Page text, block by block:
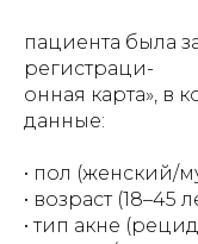
пациента была
регистраци-
онная карта», в
данные:
• пол (женский/
• возраст (18–45
• тип акне